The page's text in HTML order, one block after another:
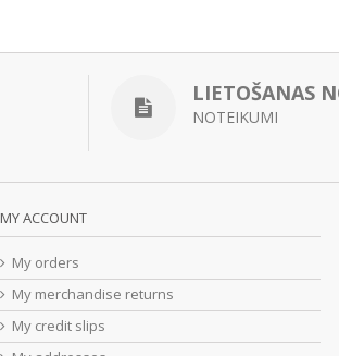
LIETOŠANAS
NOTEIKUMI
MY ACCOUNT
My orders
My merchandise returns
My credit slips